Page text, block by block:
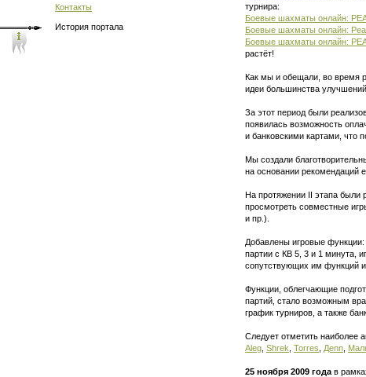
Контакты
История портала
турнира:
Боевые шахматы онлайн:
Боевые шахматы онлайн:
Боевые шахматы онлайн:
растёт!
Как мы и обещали, во время
идеи большинства
За этот период были
появилась возможность
и банковскими картами, что
Мы создали
на основании рекомендаций
На протяжении II этапа
просмотреть совместные
и пр.).
Добавлены игровые
партии с КВ 5, 3 и 1 минута,
сопутствующих им функций
Функции, облегчающие
партий, стало возможным
график турниров, а также
Следует отметить наиболее
Aleg Shrek Torres Деnn
25 ноября 2009 года в